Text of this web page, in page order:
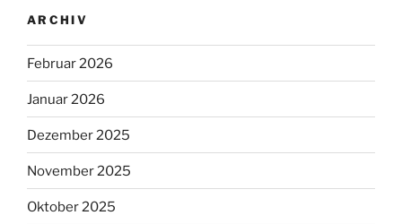
ARCHIV
Februar 2026
Januar 2026
Dezember 2025
November 2025
Oktober 2025